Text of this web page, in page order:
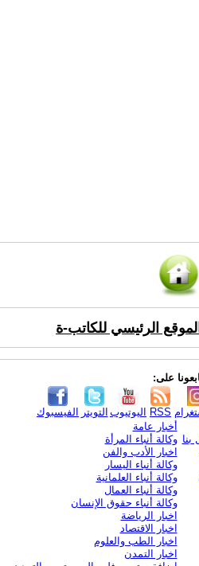
الموقع الرئيسي للكاتب-ة
على:
الفيسبوك التويتر اليوتيوب RSS
بنا
أخبار عامة
وكالة أنباء المرأة
اخبار الأدب والفن
وكالة أنباء اليسار
وكالة أنباء العلمانية
وكالة أنباء العمال
وكالة أنباء حقوق الإنسان
اخبار الرياضة
اخبار الاقتصاد
اخبار الطب والعلوم
اخبار التمدن